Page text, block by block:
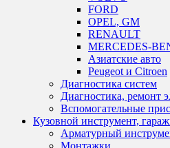
FORD
OPEL, GM
RENAULT
MERCEDES-
Азиатские авто
Peugeot и Citroen
Диагностика систем
Диагностика, ремонт
Вспомогательные
Кузовной инструмент,
Арматурный
Монтажки